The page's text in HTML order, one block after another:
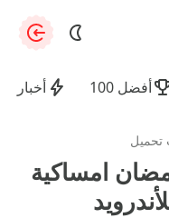
أفضل 100 أخبار
تحميل
امساكية